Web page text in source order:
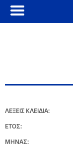
ΛΕΞΕΙΣ ΚΛΕΙΔΙΑ:
ΕΤΟΣ:
ΜΗΝΑΣ: